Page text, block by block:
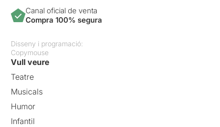
Canal oficial de venta
Compra 100% segura
Disseny i programació:
Copymouse
Vull veure
Teatre
Musicals
Humor
Infantil